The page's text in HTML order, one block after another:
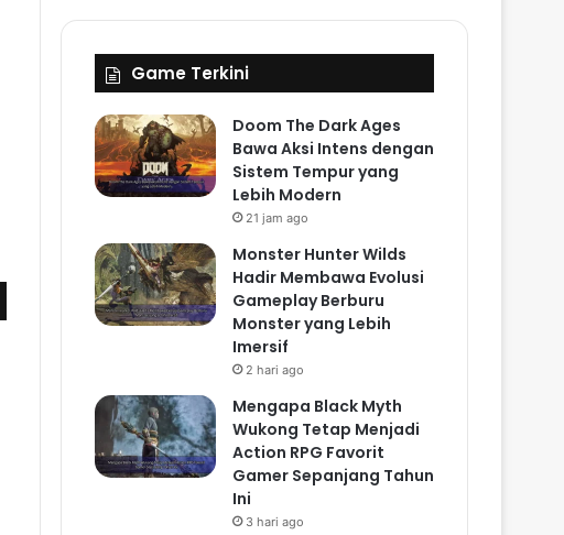
Game Terkini
Doom The Dark Ages
Bawa Aksi Intens dengan
Sistem Tempur yang
Lebih Modern
21 jam ago
Monster Hunter Wilds
Hadir Membawa Evolusi
Gameplay Berburu
Monster yang Lebih
Imersif
2 hari ago
Mengapa Black Myth
Wukong Tetap Menjadi
Action RPG Favorit
Gamer Sepanjang Tahun
Ini
3 hari ago